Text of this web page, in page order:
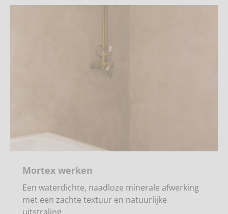
Mortex werken
Een waterdichte, naadloze minerale afwerking
met een zachte textuur en natuurlijke